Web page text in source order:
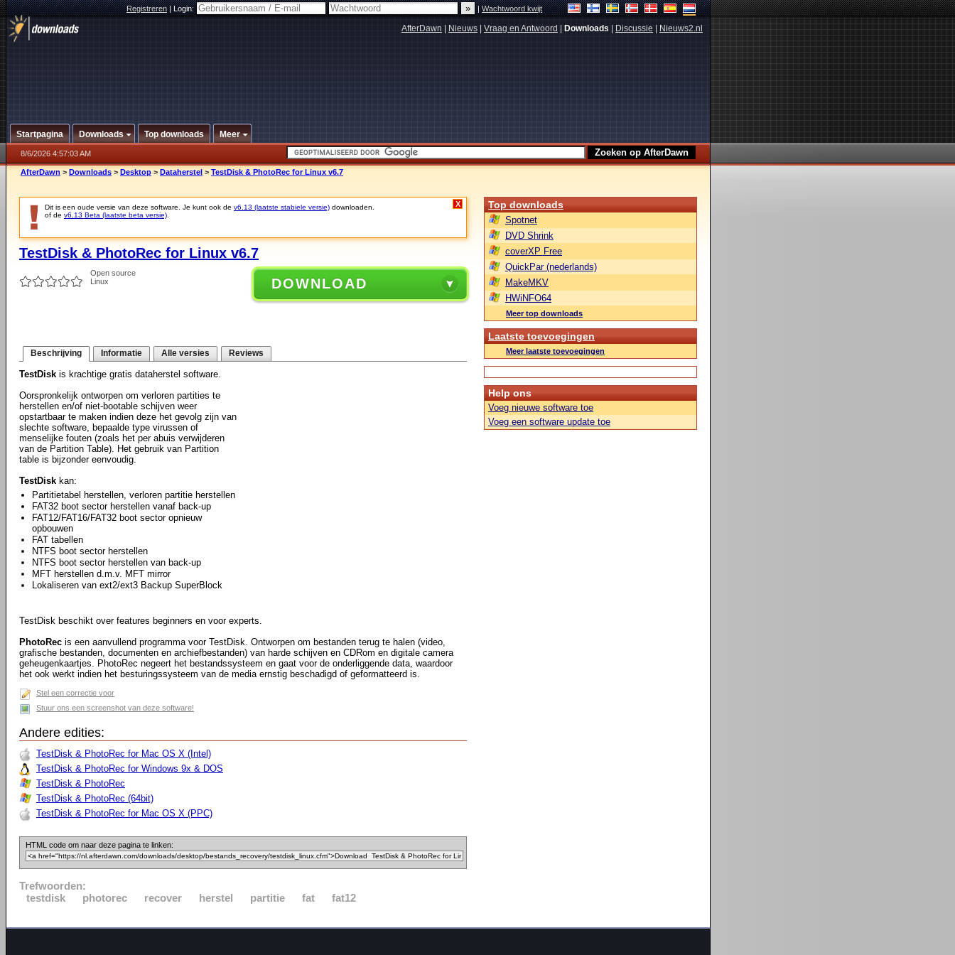
Registreren|Login: |Wachtwoord kwijt
AfterDawn Nieuws Vraag en Antwoord Downloads Discussie Nieuws2.nl
Startpagina Downloads Top downloads Meer
8/6/2026 4:57:03 AM
AfterDawn > Downloads > Desktop > Dataherstel > TestDisk & PhotoRec for Linux v6.7
Dit is een oude versie van deze software. Je kunt ook de v6.13 (laatste stabiele versie) downloaden.
of de v6.13 Beta (laatste beta versie)
X
TestDisk & PhotoRec for Linux v6.7
Open source
Linux
DOWNLOAD
Beschrijving Informatie Alle versies Reviews
TestDisk is krachtige gratis dataherstel software.
Oorspronkelijk ontworpen om verloren partities te
herstellen en/of niet-bootable schijven weer
opstartbaar te maken indien deze het gevolg zijn van
slechte software, bepaalde type virussen of
menselijke fouten (zoals het per abuis verwijderen
van de Partition Table). Het gebruik van Partition
table is bijzonder eenvoudig.
TestDisk kan:
Partitietabel herstellen, verloren partitie herstellen
FAT32 boot sector herstellen vanaf back-up
FAT12/FAT16/FAT32 boot sector opnieuw
opbouwen
FAT tabellen
NTFS boot sector herstellen
NTFS boot sector herstellen van back-up
MFT herstellen d.m.v. MFT mirror
Lokaliseren van ext2/ext3 Backup SuperBlock
TestDisk beschikt over features beginners en voor experts.
PhotoRec is een aanvullend programma voor TestDisk. Ontworpen om bestanden terug te halen (video,
grafische bestanden, documenten en archiefbestanden) van harde schijven en CDRom en digitale camera
geheugenkaartjes. PhotoRec negeert het bestandssysteem en gaat voor de onderliggende data, waardoor
het ook werkt indien het besturingssysteem van de media ernstig beschadigd of geformatteerd is.
Stel een correctie voor
Stuur ons een screenshot van deze software!
Andere edities:
TestDisk & PhotoRec for Mac OS X (Intel)
TestDisk & PhotoRec for Windows 9x & DOS
TestDisk & PhotoRec
TestDisk & PhotoRec (64bit)
TestDisk & PhotoRec for Mac OS X (PPC)
HTML code om naar deze pagina te linken:
Trefwoorden:
testdisk
photorec recover herstel partitie fat fat12
Top downloads
Spotnet
DVD Shrink
coverXP Free
QuickPar (nederlands)
MakeMKV
HWiNFO64
Meer top downloads
Laatste toevoegingen
Meer laatste toevoegingen
Help ons
Voeg nieuwe software toe
Voeg een software update toe